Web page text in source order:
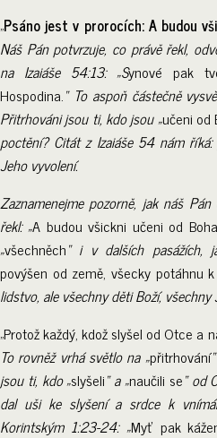
„Psáno jest v prorocích: A budou
Náš Pán potvrzuje, co právě řekl,
na Izaiáše 54:13: „Synové pak
Hospodina.“ To aspoň částečně
Přitrhováni jsou ti, kdo jsou „učeni od
poctění? Citát z Izaiáše 54 nám
Jeho vyvolení.
Zaznamenejme pozorně, jak náš
řekl: „A budou všickni učeni od
„všechněch“ i v dalších pasážích,
povýšen od země, všecky potáhnu
lidstvo, ale všechny děti Boží, všechny
„Protož každý, kdož slyšel od Otce a
To rovněž vrhá světlo na „přitrhování
jsou ti, kdo „slyšeli“ a „naučili se“ od
dal uši ke slyšení a srdce k
Korintským 1:23-24: „Myť pak